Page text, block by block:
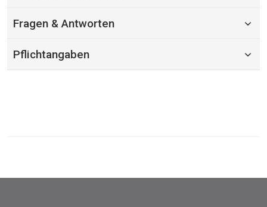
Fragen & Antworten
Pflichtangaben